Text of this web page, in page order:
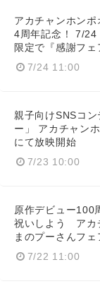
アカチャンホン
4周年記念！ 7/24
限定で『感謝フェ
7/24 11:00
親子向けSNSコ
ー」 アカチャン
にて放映開始
7/23 10:00
原作デビュー100
祝いしよう アカ
まのプーさんフェ
7/22 11:00